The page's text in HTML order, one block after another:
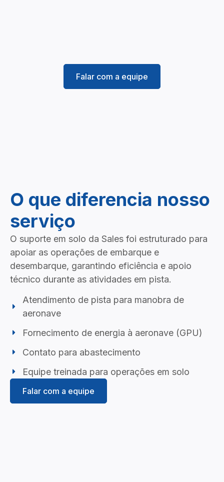
Falar com a equipe
O que diferencia nosso
serviço
O suporte em solo da Sales foi estruturado para
apoiar as operações de embarque e
desembarque, garantindo eficiência e apoio
técnico durante as atividades em pista.
Atendimento de pista para manobra de
aeronave
Fornecimento de energia à aeronave (GPU)
Contato para abastecimento
Equipe treinada para operações em solo
Falar com a equipe